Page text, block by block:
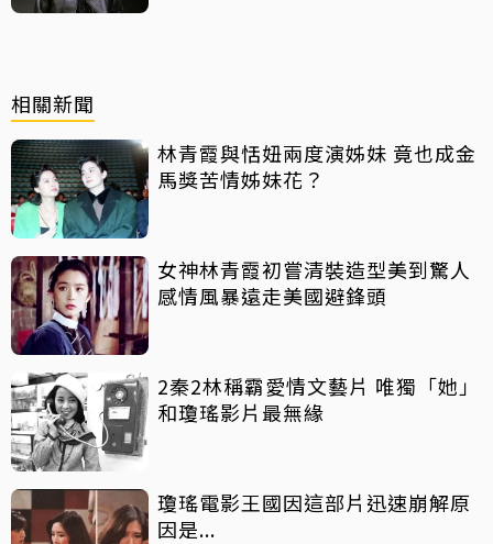
相關新聞
林青霞與恬妞兩度演姊妹 竟也成金
馬獎苦情姊妹花？
女神林青霞初嘗清裝造型美到驚人
感情風暴遠走美國避鋒頭
2秦2林稱霸愛情文藝片 唯獨「她」
和瓊瑤影片最無緣
瓊瑤電影王國因這部片迅速崩解原
因是...